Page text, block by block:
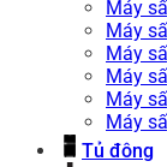
Máy
Máy
Máy
Máy
Máy
Máy
Tủ đông